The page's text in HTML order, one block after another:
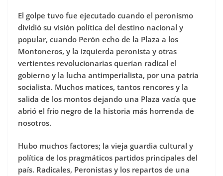
El golpe tuvo fue ejecutado cuando el peronismo
dividió su visión política del destino nacional y
popular, cuando Perón echo de la Plaza a los
Montoneros, y la izquierda peronista y otras
vertientes revolucionarias querían radical el
gobierno y la lucha antimperialista, por una patria
socialista. Muchos matices, tantos rencores y la
salida de los montos dejando una Plaza vacía que
abrió el frio negro de la historia más horrenda de
nosotros.
Hubo muchos factores; la vieja guardia cultural y
política de los pragmáticos partidos principales del
país. Radicales, Peronistas y los repartos de una